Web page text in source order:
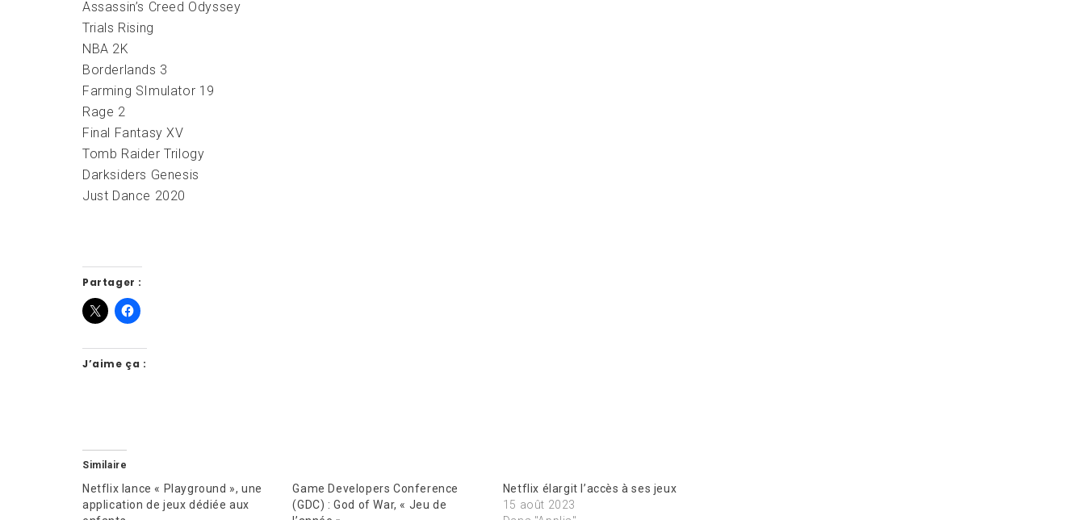
Assassin’s Creed Odyssey
Trials Rising
NBA 2K
Borderlands 3
Farming SImulator 19
Rage 2
Final Fantasy XV
Tomb Raider Trilogy
Darksiders Genesis
Just Dance 2020
Partager :
J’aime ça :
Similaire
Netflix lance « Playground », une
application de jeux dédiée aux
Game Developers Conference
(GDC) : God of War, « Jeu de
Netflix élargit l’accès à ses jeux
15 août 2023